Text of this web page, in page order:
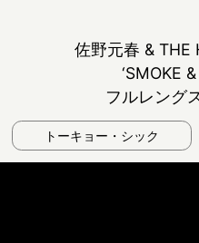
佐野元春 & THE
‘SMOKE
フルレング
トーキョー・シック